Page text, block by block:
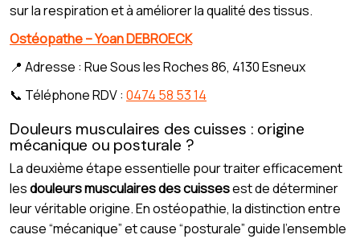
sur la respiration et à améliorer la qualité des tissus.
Ostéopathe – Yoan DEBROECK
📍 Adresse : Rue Sous les Roches 86, 4130 Esneux
📞 Téléphone RDV : 0474 58 53 14
Douleurs musculaires des cuisses : origine
mécanique ou posturale ?
La deuxième étape essentielle pour traiter efficacement
lesdouleurs musculaires des cuissesest de déterminer
leur véritable origine. En ostéopathie, la distinction entre
cause “mécanique” et cause “posturale” guide l’ensemble